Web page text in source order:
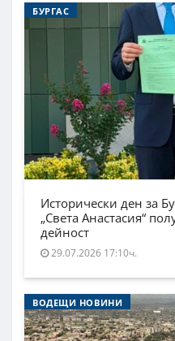
БУРГАС
Исторически ден за
„Света Анастасия“
дейност
29.07.2026 17:10ч.
ВОДЕЩИ НОВИНИ